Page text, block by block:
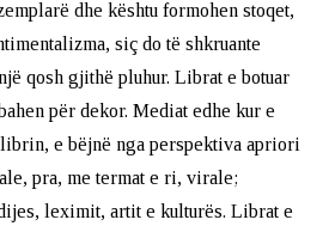
dhe kështu formohen stoqet,
siç do të shkruante
qosh gjithë pluhur. Librat e botuar
për dekor. Mediat edhe kur e
e bëjnë nga perspektiva apriori
pra, me termat e ri, virale;
leximit, artit e kulturës. Librat e